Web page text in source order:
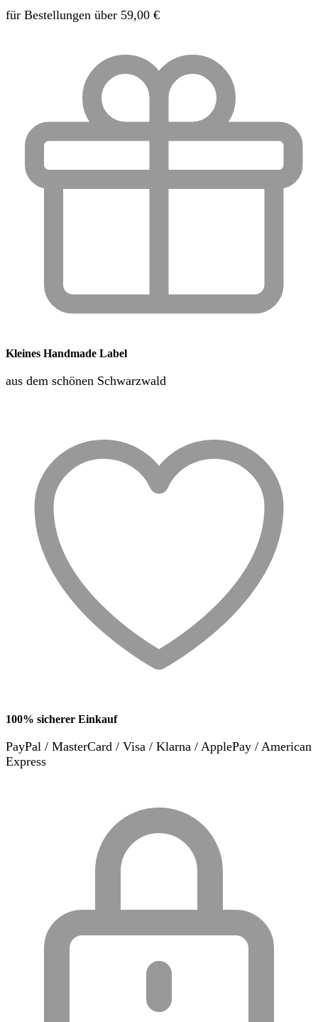
Produktseite
gewählt
für Bestellungen über 59,00 €
Kleines Handmade Label
aus dem schönen Schwarzwald
100% sicherer Einkauf
PayPal / MasterCard / Visa / Klarna / ApplePay / American
Express